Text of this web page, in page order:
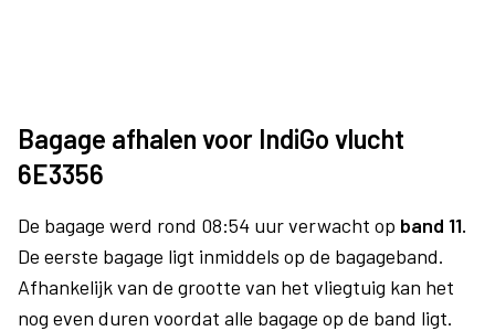
Bagage afhalen voor IndiGo vlucht
6E3356
De bagage werd rond 08:54 uur verwacht op band 11.
De eerste bagage ligt inmiddels op de bagageband.
Afhankelijk van de grootte van het vliegtuig kan het
nog even duren voordat alle bagage op de band ligt.